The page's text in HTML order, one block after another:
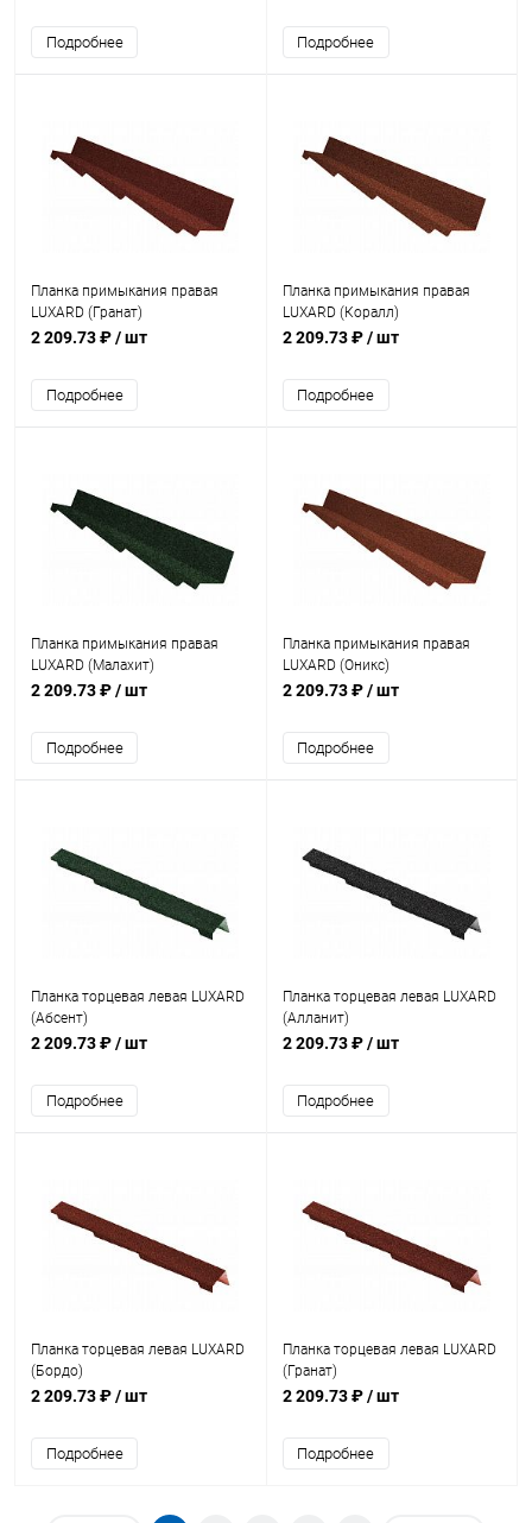
Подробнее Подробнее
Планка примыкания правая
LUXARD (Гранат)
2 209.73 ₽/ шт
Подробнее
Планка примыкания правая
LUXARD (Коралл)
2 209.73 ₽/ шт
Подробнее
Планка примыкания правая
LUXARD (Малахит)
2 209.73 ₽/ шт
Подробнее
Планка примыкания правая
LUXARD (Оникс)
2 209.73 ₽/ шт
Подробнее
Планка торцевая левая LUXARD
(Абсент)
2 209.73 ₽/ шт
Подробнее
Планка торцевая левая LUXARD
(Алланит)
2 209.73 ₽/ шт
Подробнее
Планка торцевая левая LUXARD
(Бордо)
2 209.73 ₽/ шт
Подробнее
Планка торцевая левая LUXARD
(Гранат)
2 209.73 ₽/ шт
Подробнее